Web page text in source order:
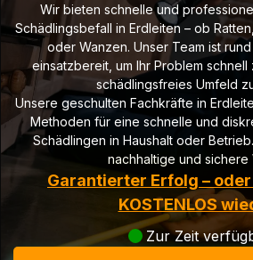
Wir bieten schnelle und
Schädlingsbefall in Erdleiten – ob
oder Wanzen. Unser Team ist
einsatzbereit, um Ihr Problem
schädlingsfreies Umfeld
Unsere geschulten Fachkräfte in
Methoden für eine schnelle und
Schädlingen in Haushalt oder
nachhaltige und sichere
Garantierter Erfolg –
KOSTENLOS
Zur Zeit